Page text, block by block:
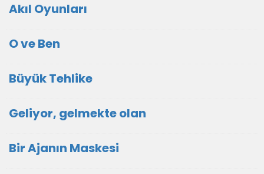
Akıl Oyunları
O ve Ben
Büyük Tehlike
Geliyor, gelmekte olan
Bir Ajanın Maskesi